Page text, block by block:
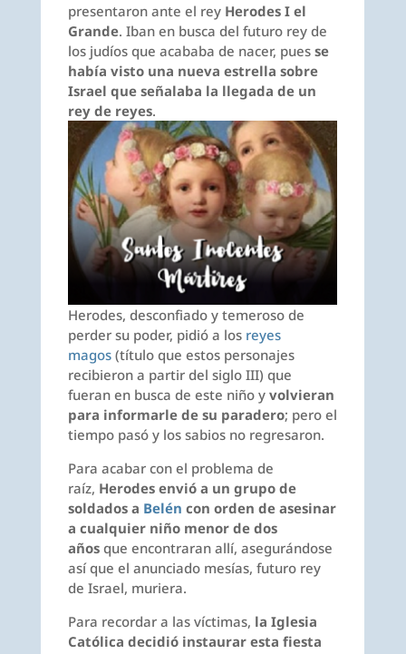
presentaron ante el rey Herodes I el
Grande. Iban en busca del futuro rey de
los judíos que acababa de nacer, pues se
había visto una nueva estrella sobre
Israel que señalaba la llegada de un
rey de reyes.
Herodes, desconfiado y temeroso de
perder su poder, pidió a los reyes
magos(título que estos personajes
recibieron a partir del siglo III) que
fueran en busca de este niño y volvieran
para informarle de su paradero; pero el
tiempo pasó y los sabios no regresaron.
Para acabar con el problema de
raíz, Herodes envió a un grupo de
soldados a Belén con orden de asesinar
a cualquier niño menor de dos
añosque encontraran allí, asegurándose
así que el anunciado mesías, futuro rey
de Israel, muriera.
Para recordar a las víctimas, la Iglesia
Católica decidió instaurar esta fiesta